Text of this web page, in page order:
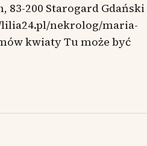
83-200 Starogard Gdański
lilia24.pl/nekrolog/maria-
kwiaty Tu może być